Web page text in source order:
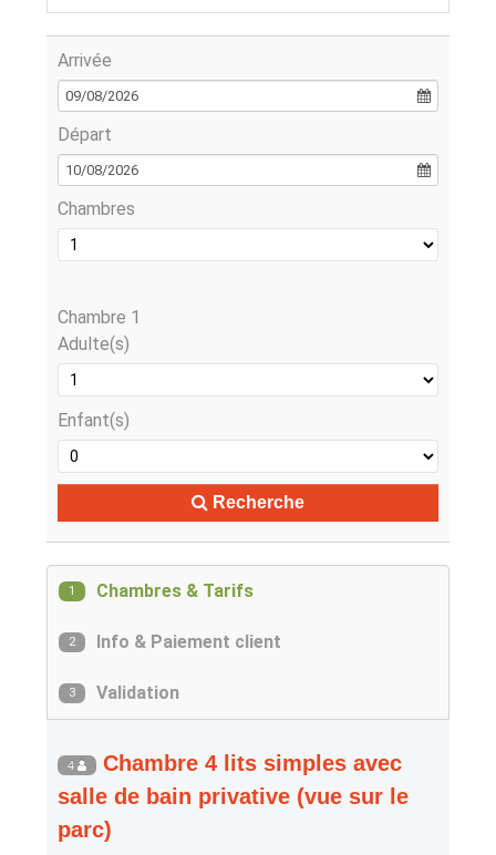
Arrivée
09/08/2026
Départ
10/08/2026
Chambres
Chambre 1
Adulte(s)
Enfant(s)
Recherche
1 Chambres & Tarifs
2 Info & Paiement client
3 Validation
4
Chambre 4 lits simples avec
salle de bain privative (vue sur le
parc)